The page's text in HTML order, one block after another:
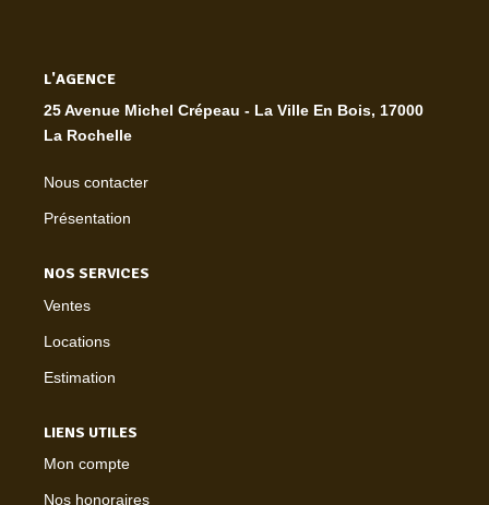
L'AGENCE
25 Avenue Michel Crépeau - La Ville En Bois, 17000
La Rochelle
Nous contacter
Présentation
NOS SERVICES
Ventes
Locations
Estimation
LIENS UTILES
Mon compte
Nos honoraires